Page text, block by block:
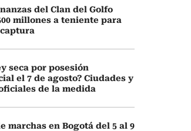
del Clan del Golfo
millones a teniente para
seca por posesión
el 7 de agosto? Ciudades y
de la medida
marchas en Bogotá del 5 al 9